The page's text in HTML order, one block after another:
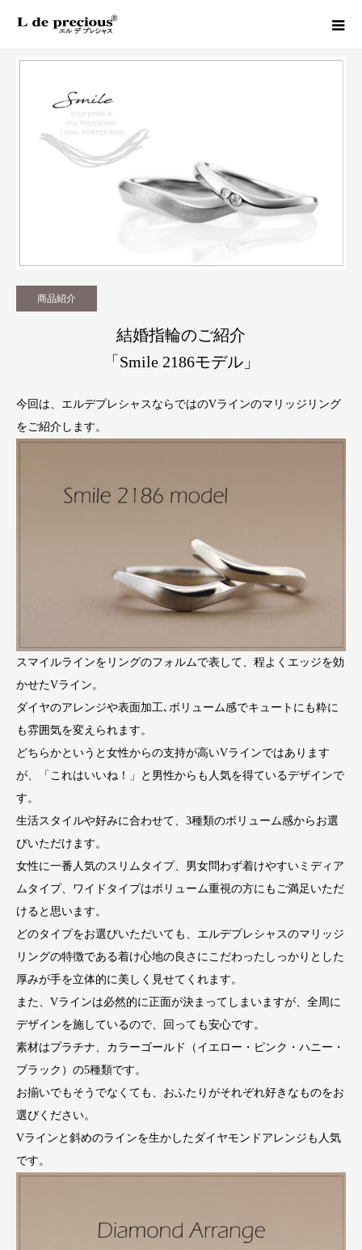
Column 商品紹介
商品紹介
結婚指輪のご紹介
「Smile 2186モデル」
今回は、エルデプレシャスならではのVラインのマリッジリング
をご紹介します。
スマイルラインをリングのフォルムで表して、程よくエッジを効
かせたVライン。
ダイヤのアレンジや表面加工､ボリューム感でキュートにも粋に
も雰囲気を変えられます。
どちらかというと女性からの支持が高いVラインではあります
が、「これはいいね！」と男性からも人気を得ているデザインで
す。
生活スタイルや好みに合わせて、3種類のボリューム感からお選
びいただけます。
女性に一番人気のスリムタイプ、男女問わず着けやすいミディア
ムタイプ、ワイドタイプはボリューム重視の方にもご満足いただ
けると思います。
どのタイプをお選びいただいても、エルデプレシャスのマリッジ
リングの特徴である着け心地の良さにこだわったしっかりとした
厚みが手を立体的に美しく見せてくれます。
また、Vラインは必然的に正面が決まってしまいますが、全周に
デザインを施しているので、回っても安心です。
素材はプラチナ、カラーゴールド（イエロー・ピンク・ハニー・
ブラック）の5種類です。
お揃いでもそうでなくても、おふたりがそれぞれ好きなものをお
選びください。
Vラインと斜めのラインを生かしたダイヤモンドアレンジも人気
です。